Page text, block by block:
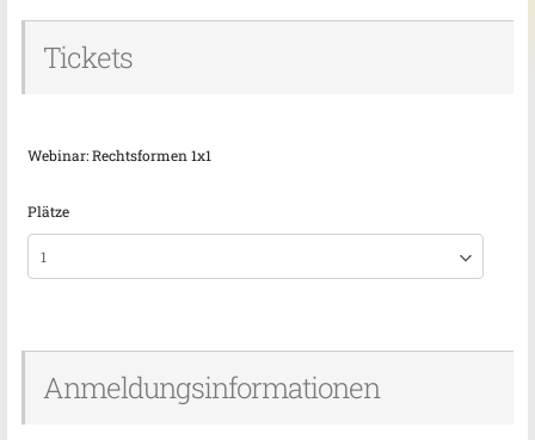
Tickets
Webinar: Rechtsformen 1x1
Plätze
Anmeldungsinformationen